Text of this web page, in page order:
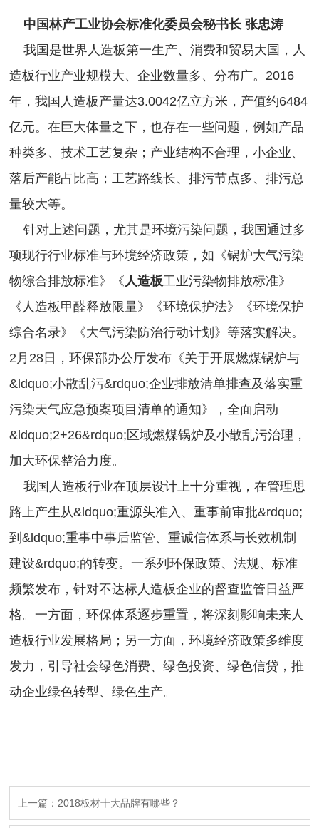
中国林产工业协会标准化委员会秘书长 张忠涛
我国是世界人造板第一生产、消费和贸易大国，人
造板行业产业规模大、企业数量多、分布广。2016
年，我国人造板产量达3.0042亿立方米，产值约6484
亿元。在巨大体量之下，也存在一些问题，例如产品
种类多、技术工艺复杂；产业结构不合理，小企业、
落后产能占比高；工艺路线长、排污节点多、排污总
量较大等。
针对上述问题，尤其是环境污染问题，我国通过多
项现行行业标准与环境经济政策，如《锅炉大气污染
物综合排放标准》《人造板工业污染物排放标准》
《人造板甲醛释放限量》《环境保护法》《环境保护
综合名录》《大气污染防治行动计划》等落实解决。
2月28日，环保部办公厅发布《关于开展燃煤锅炉与
&ldquo;小散乱污&rdquo;企业排放清单排查及落实重
污染天气应急预案项目清单的通知》，全面启动
&ldquo;2+26&rdquo;区域燃煤锅炉及小散乱污治理，
加大环保整治力度。
我国人造板行业在顶层设计上十分重视，在管理思
路上产生从&ldquo;重源头准入、重事前审批&rdquo;
到&ldquo;重事中事后监管、重诚信体系与长效机制
建设&rdquo;的转变。一系列环保政策、法规、标准
频繁发布，针对不达标人造板企业的督查监管日益严
格。一方面，环保体系逐步重置，将深刻影响未来人
造板行业发展格局；另一方面，环境经济政策多维度
发力，引导社会绿色消费、绿色投资、绿色信贷，推
动企业绿色转型、绿色生产。
上一篇：2018板材十大品牌有哪些？